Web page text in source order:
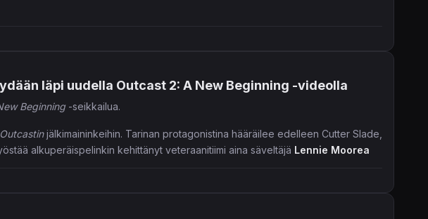
läpi uudella Outcast 2: A New Beginning -videolla
Beginning-seikkailua.
Outcastinjälkimaininkeihin. Tarinan protagonistina hääräilee edelleen Cutter Slade,
alkuperäispelinkin kehittänyt veteraanitiimi aina säveltäjä Lennie Moorea